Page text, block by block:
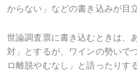
からない」などの書き込みが目
世論調査票に書き込むときは、
対」とするが、ワインの勢いで
ロ離脱やむなし」と語ったりす